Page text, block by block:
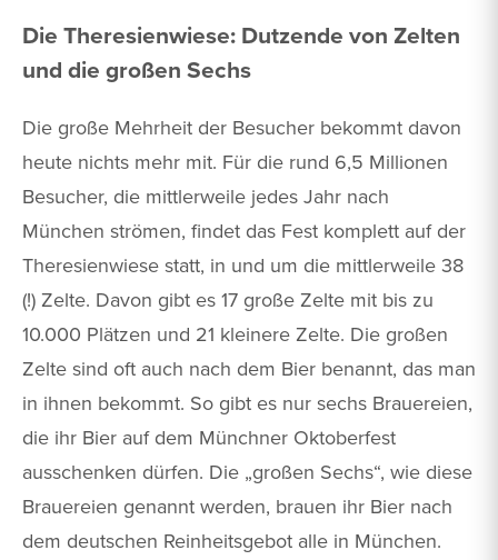
Die Theresienwiese: Dutzende von Zelten
und die großen Sechs
Die große Mehrheit der Besucher bekommt davon
heute nichts mehr mit. Für die rund 6,5 Millionen
Besucher, die mittlerweile jedes Jahr nach
München strömen, findet das Fest komplett auf der
Theresienwiese statt, in und um die mittlerweile 38
(!) Zelte. Davon gibt es 17 große Zelte mit bis zu
10.000 Plätzen und 21 kleinere Zelte. Die großen
Zelte sind oft auch nach dem Bier benannt, das man
in ihnen bekommt. So gibt es nur sechs Brauereien,
die ihr Bier auf dem Münchner Oktoberfest
ausschenken dürfen. Die „großen Sechs“, wie diese
Brauereien genannt werden, brauen ihr Bier nach
dem deutschen Reinheitsgebot alle in München.